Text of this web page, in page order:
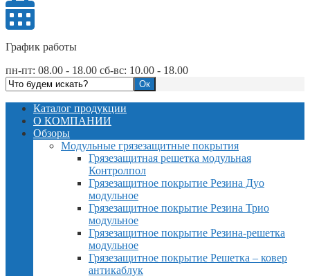
График работы
пн-пт: 08.00 - 18.00 сб-вс: 10.00 - 18.00
Каталог продукции
О КОМПАНИИ
Обзоры
Модульные грязезащитные покрытия
Грязезащитная решетка модульная
Контролпол
Грязезащитное покрытие Резина Дуо
модульное
Грязезащитное покрытие Резина Трио
модульное
Грязезащитное покрытие Резина-решетка
модульное
Грязезащитное покрытие Решетка – ковер
антикаблук